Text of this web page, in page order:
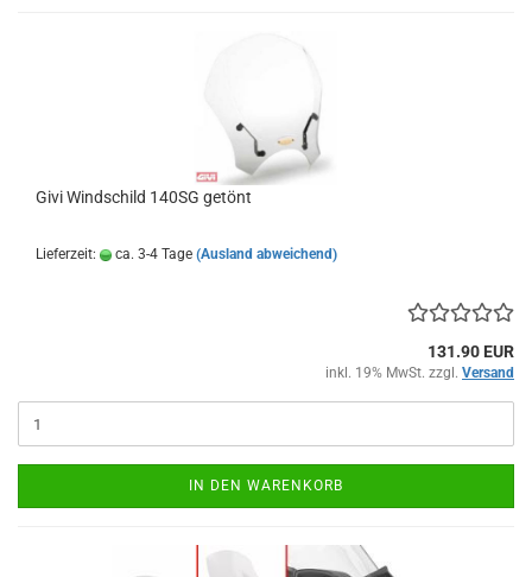
Givi Windschild 140SG getönt
Lieferzeit: ca. 3-4 Tage (Ausland abweichend)
131.90 EUR
inkl. 19% MwSt. zzgl. Versand
IN DEN WARENKORB